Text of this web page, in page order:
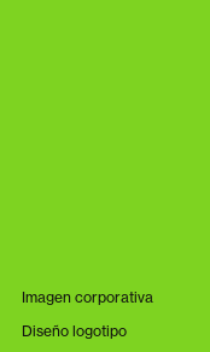
Imagen corporativa
Diseño logotipo